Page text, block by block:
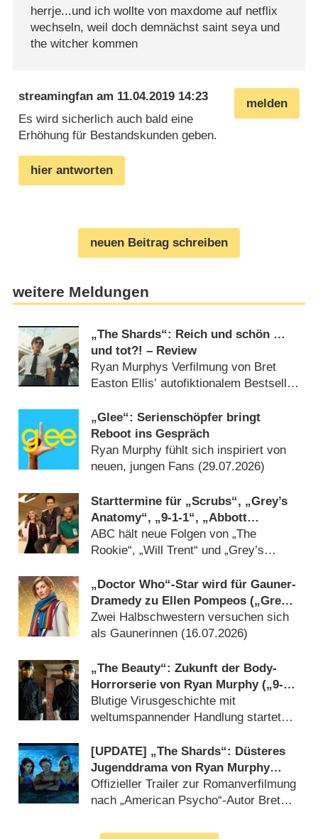
herrje...und ich wollte von maxdome auf netflix
wechseln, weil doch demnächst saint seya und
the witcher kommen
melden
streamingfan am 11.04.2019 14:23
Es wird sicherlich auch bald eine
Erhöhung für Bestandskunden geben.
hier antworten
neuen Beitrag schreiben
weitere Meldungen
„The Shards“: Reich und schön …
und tot?! – Review
Ryan Murphys Verfilmung von Bret
Easton Ellis’ autofiktionalem Bestseller
Angeles der 1980er-Jahre schillert
verführerisch (05.08.2026)
„Glee“: Serienschöpfer bringt
Reboot ins Gespräch
Ryan Murphy fühlt sich inspiriert von
neuen, jungen Fans (29.07.2026)
Starttermine für „Scrubs“, „Grey’s
Anatomy“, „9-1-1“, „Abbott
Elementary“ und mehr verkündet
ABC hält neue Folgen von „The
Rookie“, „Will Trent“ und „Grey’s
(28.07.2026)
„Doctor Who“-Star wird für Gauner-
Dramedy zu Ellen Pompeos („Grey’s
Anatomy“) Serienschwester
Zwei Halbschwestern versuchen sich
als Gaunerinnen (16.07.2026)
„The Beauty“: Zukunft der Body-
Horrorserie von Ryan Murphy („9-1-
1: Nashville“) in der Schwebe
Blutige Virusgeschichte mit
weltumspannender Handlung startete
[UPDATE] „The Shards“: Düsteres
Jugenddrama von Ryan Murphy
(„American Horror Story“) feiert
Deutschlandpremiere
Offizieller Trailer zur Romanverfilmung
nach „American Psycho“-Autor Bret